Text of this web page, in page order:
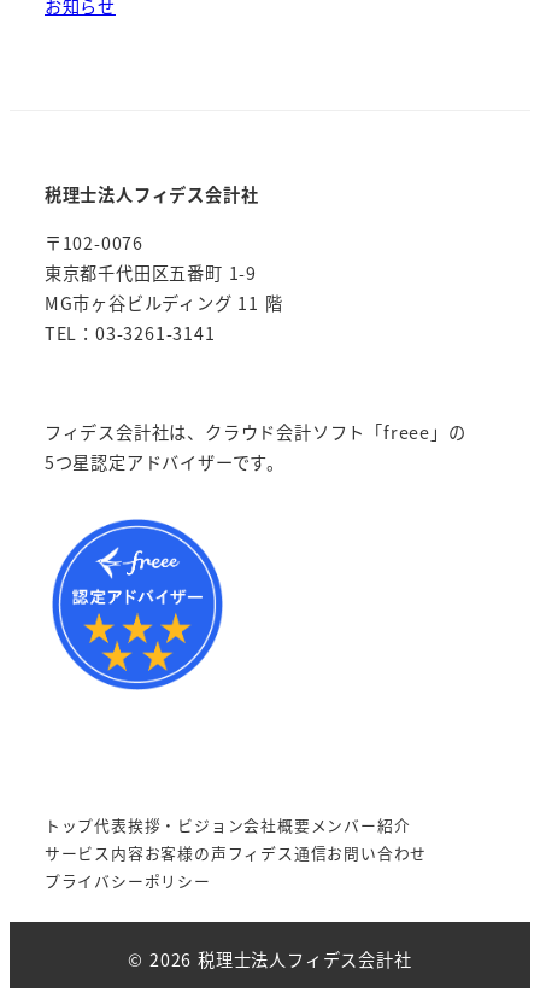
お知らせ
税理士法人フィデス会計社
〒102-0076
東京都千代田区五番町 1-9
MG市ヶ谷ビルディング 11 階
TEL：03-3261-3141
フィデス会計社は、クラウド会計ソフト「freee」の
5つ星認定アドバイザーです。
トップ代表挨拶・ビジョン会社概要メンバー紹介
サービス内容お客様の声フィデス通信お問い合わせ
プライバシーポリシー
© 2026 税理士法人フィデス会計社